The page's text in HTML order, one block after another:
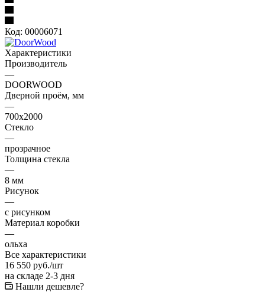
Код: 00006071
Характеристики
Производитель
—
DOORWOOD
Дверной проём, мм
—
700х2000
Стекло
—
прозрачное
Толщина стекла
—
8 мм
Рисунок
—
с рисунком
Материал коробки
—
ольха
Все характеристики
16 550 руб./шт
на складе 2-3 дня
Нашли дешевле?